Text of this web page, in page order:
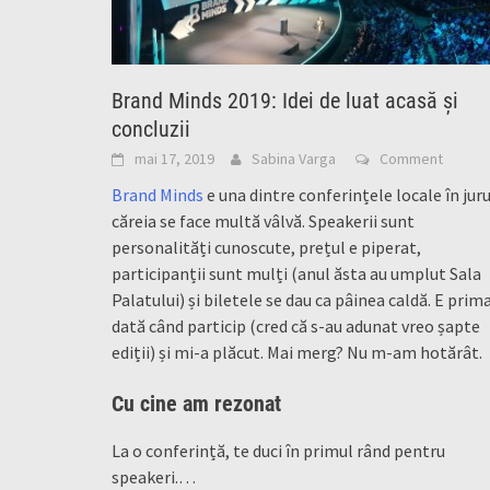
Brand Minds 2019: Idei de luat acasă și
concluzii
mai 17, 2019 Sabina Varga Comment
Brand Minds e una dintre conferințele locale în
căreia se face multă vâlvă. Speakerii sunt
personalități cunoscute, prețul e piperat,
participanții sunt mulți (anul ăsta au umplut Sala
Palatului) și biletele se dau ca pâinea caldă. E
dată când particip (cred că s-au adunat vreo șapte
ediții) și mi-a plăcut. Mai merg? Nu m-am hotărât.
Cu cine am rezonat
La o conferință, te duci în primul rând pentru
speakeri.…